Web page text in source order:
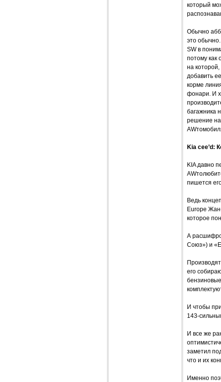
который
Обычно
это
SW в
потому как
на
добавить
корме
фонари. И
багажника
решение
Kia cee’d:
KIA давно
пишется
Ведь
Europe
которое
А
Союз») и
его
И чтобы
143-
И все же
заметил
что и их
Именно